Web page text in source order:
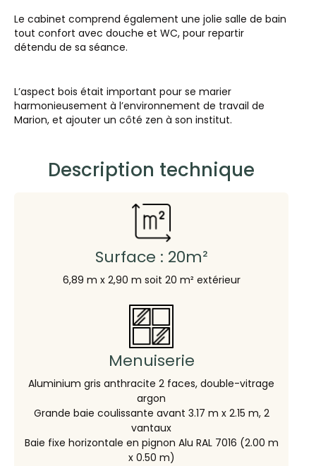
Le cabinet comprend également une jolie salle de bain
tout confort avec douche et WC, pour repartir
détendu de sa séance.
L’aspect bois était important pour se marier
harmonieusement à l’environnement de travail de
Marion, et ajouter un côté zen à son institut.
Description technique
Surface : 20m²
6,89 m x 2,90 m soit 20 m² extérieur
Menuiserie
Aluminium gris anthracite 2 faces, double-vitrage
argon
Grande baie coulissante avant 3.17 m x 2.15 m, 2
vantaux
Baie fixe horizontale en pignon Alu RAL 7016 (2.00 m
x 0.50 m)